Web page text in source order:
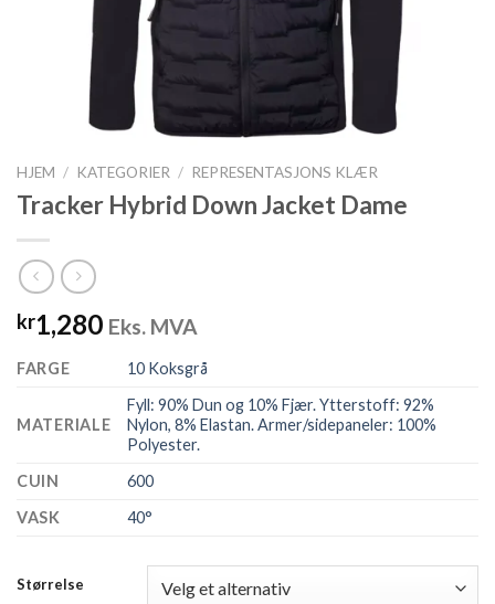
HJEM / KATEGORIER / REPRESENTASJONS KLÆR
Tracker Hybrid Down Jacket Dame
kr1,280 Eks. MVA
FARGE 10 Koksgrå
MATERIALE
Fyll: 90% Dun og 10% Fjær. Ytterstoff: 92%
Nylon, 8% Elastan. Armer/sidepaneler: 100%
Polyester.
CUIN
600
VASK
40°
Størrelse